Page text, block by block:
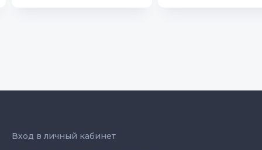
Вход в личный кабинет